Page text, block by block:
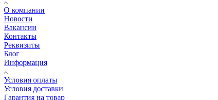
О компании
Новости
Вакансии
Контакты
Реквизиты
Блог
Информация
Условия оплаты
Условия доставки
Гарантия на товар